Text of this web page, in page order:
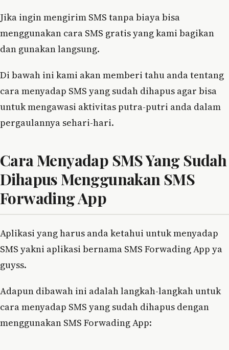
Jika ingin mengirim SMS tanpa biaya bisa
menggunakan cara SMS gratis yang kami bagikan
dan gunakan langsung.
Di bawah ini kami akan memberi tahu anda tentang
cara menyadap SMS yang sudah dihapus agar bisa
untuk mengawasi aktivitas putra-putri anda dalam
pergaulannya sehari-hari.
Cara Menyadap SMS Yang Sudah
Dihapus Menggunakan SMS
Forwading App
Aplikasi yang harus anda ketahui untuk menyadap
SMS yakni aplikasi bernama SMS Forwading App ya
guyss.
Adapun dibawah ini adalah langkah-langkah untuk
cara menyadap SMS yang sudah dihapus dengan
menggunakan SMS Forwading App: